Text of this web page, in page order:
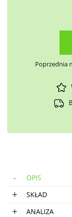
Poprzednia
OPIS
SKŁAD
ANALIZA